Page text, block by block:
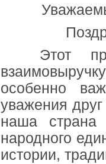
Этот
особенно
уважения
наша страна
народного
истории,